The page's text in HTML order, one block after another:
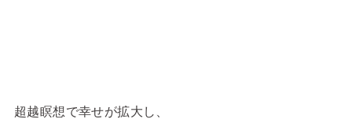
超越瞑想で幸せが拡大し、